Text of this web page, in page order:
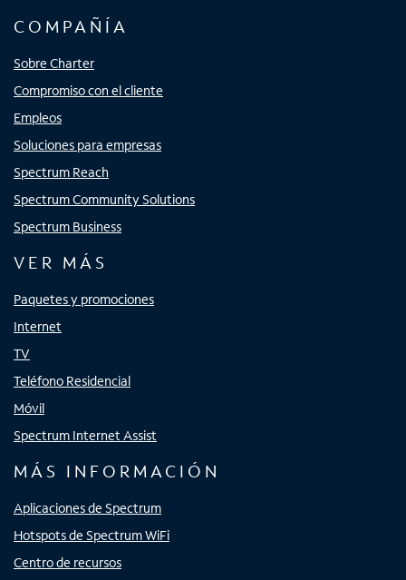
COMPAÑÍA
Sobre Charter
Compromiso con el cliente
Empleos
Soluciones para empresas
Spectrum Reach
Spectrum Community Solutions
Spectrum Business
VER MÁS
Paquetes y promociones
Internet
TV
Teléfono Residencial
Móvil
Spectrum Internet Assist
MÁS INFORMACIÓN
Aplicaciones de Spectrum
Hotspots de Spectrum WiFi
Centro de recursos